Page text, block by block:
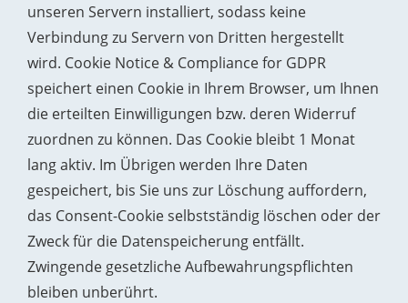
unseren Servern installiert, sodass keine
Verbindung zu Servern von Dritten hergestellt
wird. Cookie Notice & Compliance for GDPR
speichert einen Cookie in Ihrem Browser, um Ihnen
die erteilten Einwilligungen bzw. deren Widerruf
zuordnen zu können. Das Cookie bleibt 1 Monat
lang aktiv. Im Übrigen werden Ihre Daten
gespeichert, bis Sie uns zur Löschung auffordern,
das Consent-Cookie selbstständig löschen oder der
Zweck für die Datenspeicherung entfällt.
Zwingende gesetzliche Aufbewahrungspflichten
bleiben unberührt.